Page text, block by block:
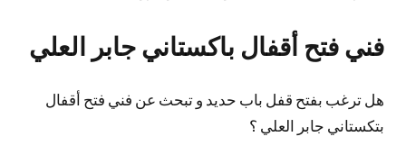
فني فتح أقفال باكستاني جابر العلي
هل ترغب بفتح قفل باب حديد و تبحث عن فني فتح أقفال
بتكستاني جابر العلي ؟